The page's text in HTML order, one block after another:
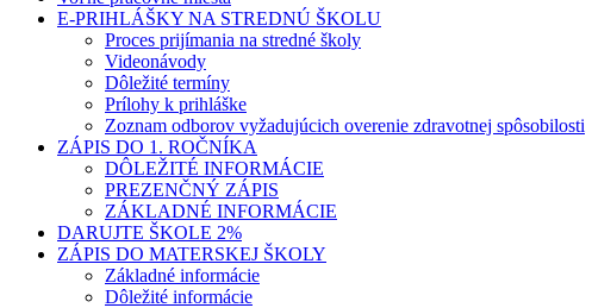
E-PRIHLÁŠKY NA STREDNÚ ŠKOLU
Proces prijímania na stredné školy
Videonávody
Dôležité termíny
Prílohy k prihláške
Zoznam odborov vyžadujúcich overenie zdravotnej spôsobilosti
ZÁPIS DO 1. ROČNÍKA
DÔLEŽITÉ INFORMÁCIE
PREZENČNÝ ZÁPIS
ZÁKLADNÉ INFORMÁCIE
DARUJTE ŠKOLE 2%
ZÁPIS DO MATERSKEJ ŠKOLY
Základné informácie
Dôležité informácie